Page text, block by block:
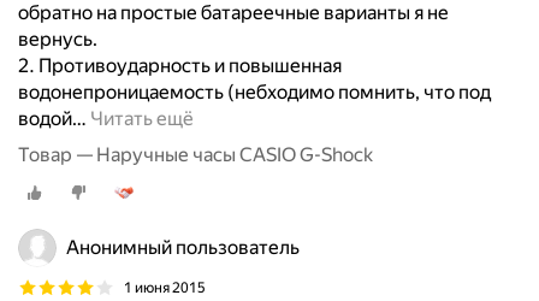
обратно на простые батареечные варианты я не
вернусь.
2. Противоударность и повышенная
водонепроницаемость (небходимо помнить, что под
водой… Читать ещё
Товар — Наручные часы CASIO G-Shock
Анонимный пользователь
1 июня 2015